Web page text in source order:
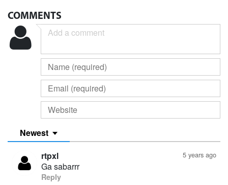
COMMENTS
Newest
5 years ago
rtpxl
Ga sabarrr
Reply